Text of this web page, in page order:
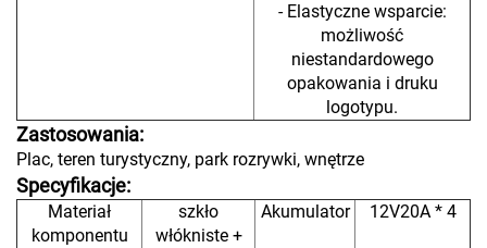
- Elastyczne wsparcie:
możliwość
niestandardowego
opakowania i druku
logotypu.
Zastosowania:
Plac, teren turystyczny, park rozrywki, wnętrze
Specyfikacje:
Materiał
komponentu
szkło
włókniste +
Akumulator 12V20A * 4